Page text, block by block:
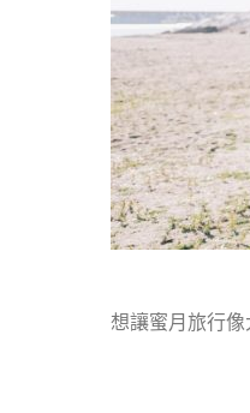
想讓蜜月旅行